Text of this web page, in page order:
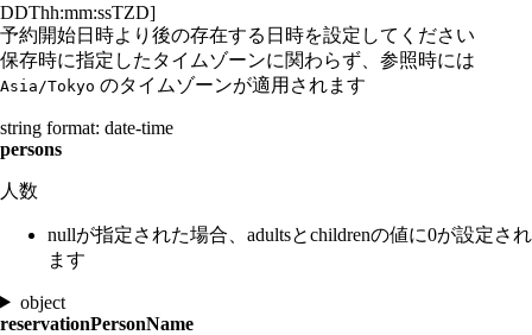
DDThh:mm:ssTZD]
予約開始日時より後の存在する日時を設定してください
保存時に指定したタイムゾーンに関わらず、参照時には
Asia/Tokyo のタイムゾーンが適用されます
string format: date-time
persons
人数
nullが指定された場合、adultsとchildrenの値に0が設定され
ます
object
reservationPersonName